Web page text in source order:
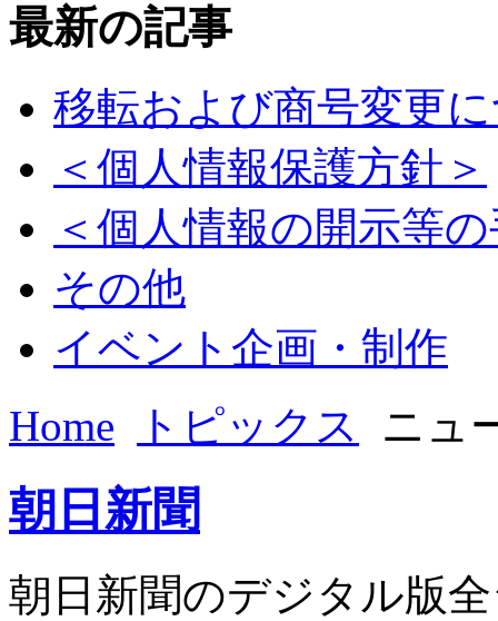
最新の記事
移転および商号変更
＜個人情報保護方針＞
＜個人情報の開示等
その他
イベント企画・制作
Home
トピックス ニュ
朝日新聞
朝日新聞のデジタル版